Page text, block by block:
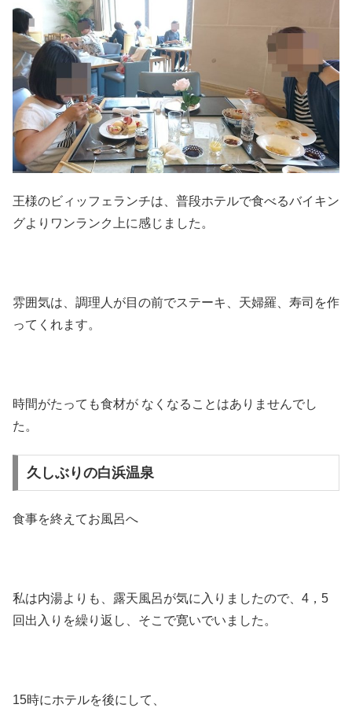
王様のビィッフェランチは、普段ホテルで食べるバイキン
グよりワンランク上に感じました。
雰囲気は、調理人が目の前でステーキ、天婦羅、寿司を作
ってくれます。
時間がたっても食材が なくなることはありませんでし
た。
久しぶりの白浜温泉
食事を終えてお風呂へ
私は内湯よりも、露天風呂が気に入りましたので、4，5
回出入りを繰り返し、そこで寛いでいました。
15時にホテルを後にして、